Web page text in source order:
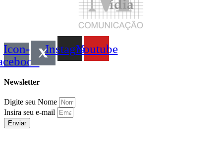
Icon-
InstagramYoutube
Newsletter
Digite seu Nome
Insira seu e-mail
Enviar